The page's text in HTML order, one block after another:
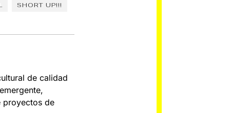
SHORT UP!!!
de calidad
proyectos de